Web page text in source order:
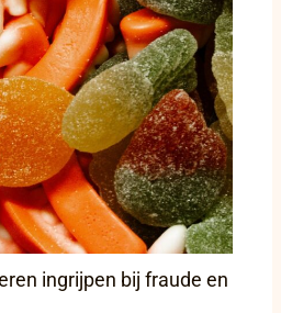
ingrijpen bij fraude en